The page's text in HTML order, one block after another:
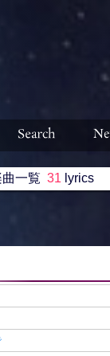
一覧 31 lyrics
収録ア